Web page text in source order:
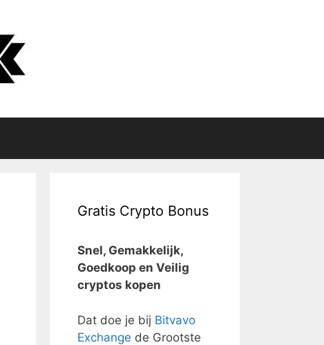
Gratis Crypto Bonus
Snel, Gemakkelijk,
Goedkoop en Veilig
cryptos kopen
Dat doe je bij Bitvavo
Exchange de Grootste